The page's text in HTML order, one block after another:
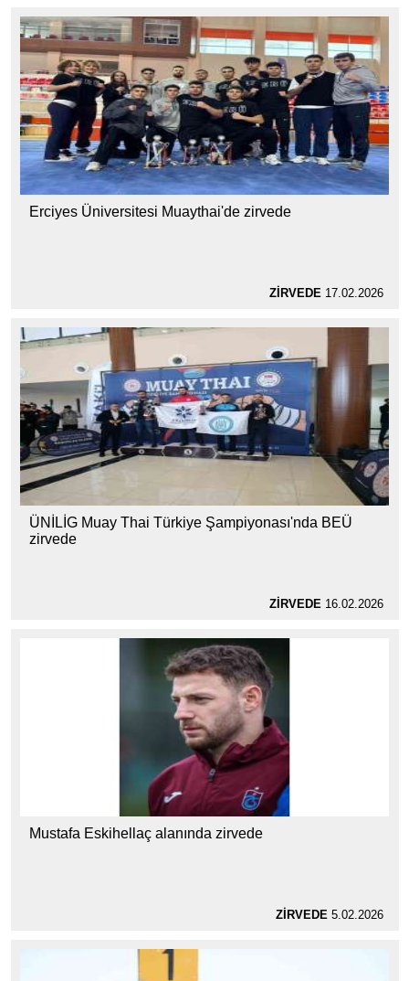
Erciyes Üniversitesi Muaythai'de zirvede
ZİRVEDE17.02.2026
ÜNİLİG Muay Thai Türkiye Şampiyonası'nda BEÜ
zirvede
ZİRVEDE16.02.2026
Mustafa Eskihellaç alanında zirvede
ZİRVEDE5.02.2026